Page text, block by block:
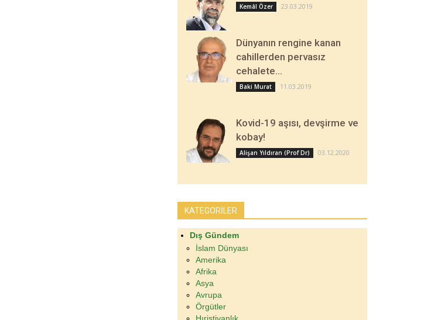
Kemâl Özer 23.03.2019
Dünyanın rengine kanan
cahillerden pervasız
cehalete…
Baki Murat 11.03.2019
Kovid-19 aşısı, devşirme ve
kobay!
Alişan Yıldıran (Prof Dr) 03.12.2020
KATEGORİLER
Dış Gündem
İslam Dünyası
Amerika
Afrika
Asya
Avrupa
Örgütler